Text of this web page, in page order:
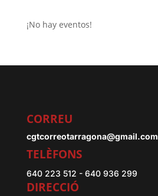
¡No hay eventos!
CORREU
cgtcorreotarragona@gmail.com
TELÈFONS
640 223 512 - 640 936 299
DIRECCIÓ